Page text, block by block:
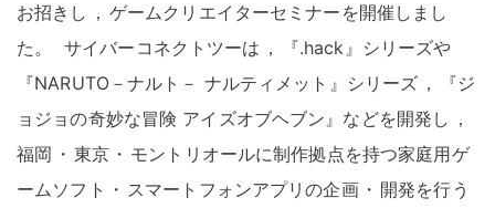
お招きし ， ゲームクリエイターセミナーを開催しまし
た。 サイバーコネクトツーは ，
『.hack』シリーズや
『NARUTO－ナルト－ ナルティメット』シリーズ ，
『ジ
ョジョの奇妙な冒険 アイズオブヘブン』などを開発し ，
福岡 ・ 東京 ・ モントリオールに制作拠点を持つ家庭用ゲ
ームソフト ・ スマートフォンアプリの企画 ・ 開発を行う